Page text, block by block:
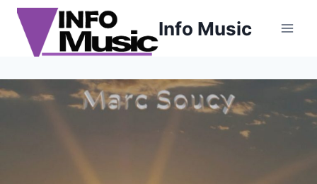
Aller
contenu
Info Music